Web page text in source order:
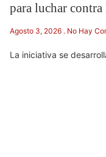
para luchar
Agosto 3, 2026 No Hay
La iniciativa se